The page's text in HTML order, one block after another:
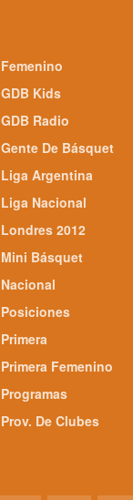
Femenino
GDB Kids
GDB Radio
Gente De Básquet
Liga Argentina
Liga Nacional
Londres 2012
Mini Básquet
Nacional
Posiciones
Primera
Primera Femenino
Programas
Prov. De Clubes